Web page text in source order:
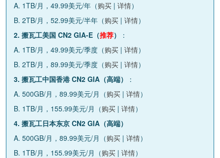
A. 1TB/月，49.99美元/年（购买 | 详情）
B. 2TB/月，52.99美元/半年（购买 | 详情）
2. 搬瓦工美国 CN2 GIA-E（推荐）
：
A. 1TB/月，49.99美元/季度（购买 | 详情）
B. 2TB/月，89.99美元/季度（购买 | 详情）
3. 搬瓦工中国香港 CN2 GIA（高端）
：
A. 500GB/月，89.99美元/月（购买 | 详情）
B. 1TB/月，155.99美元/月（购买 | 详情）
4. 搬瓦工日本东京 CN2 GIA（高端）
A. 500GB/月，89.99美元/月（购买 | 详情）
B. 1TB/月，155.99美元/月（购买 | 详情）